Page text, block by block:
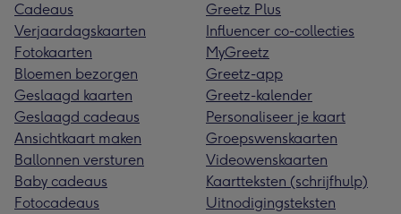
Cadeaus
Verjaardagskaarten
Fotokaarten
Bloemen bezorgen
Geslaagd kaarten
Geslaagd cadeaus
Ansichtkaart maken
Ballonnen versturen
Baby cadeaus
Fotocadeaus
Greetz Plus
Influencer co-collecties
MyGreetz
Greetz-app
Greetz-kalender
Personaliseer je kaart
Groepswenskaarten
Videowenskaarten
Kaartteksten (schrijfhulp)
Uitnodigingsteksten